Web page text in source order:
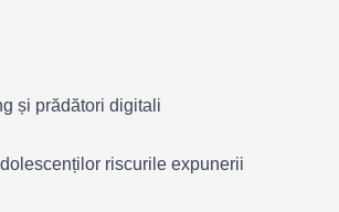
și prădători digitali